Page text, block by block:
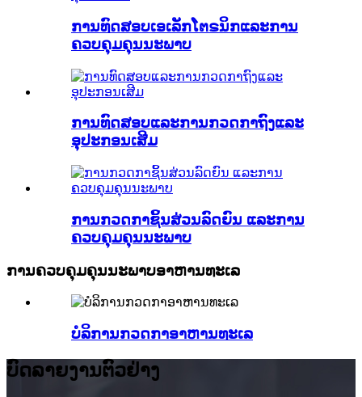
ການທົດສອບເອເລັກໂຕຣນິກແລະການ
ຄວບຄຸມຄຸນນະພາບ
ການທົດສອບແລະການກວດກາຖົງແລະ
ອຸປະກອນເສີມ
ການກວດກາຊິ້ນສ່ວນລົດຍົນ ແລະການ
ຄວບຄຸມຄຸນນະພາບ
ການຄວບຄຸມຄຸນນະພາບອາຫານທະເລ
ບໍລິການກວດກາອາຫານທະເລ
ບົດລາຍງານຕົວຢ່າງ